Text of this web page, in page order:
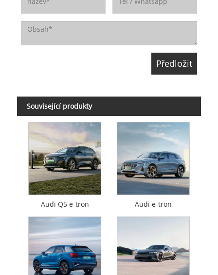
Související produkty
Audi Q5 e-tron Audi e-tron